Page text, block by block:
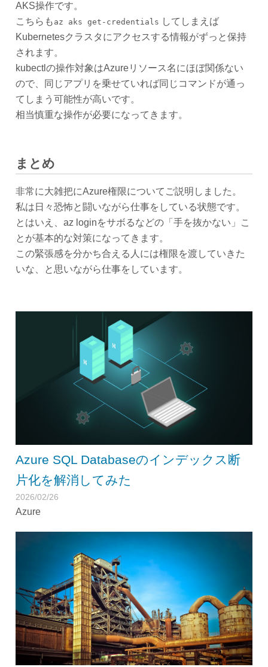
AKS操作です。
こちらも az aks get-credentials してしまえば
Kubernetesクラスタにアクセスする情報がずっと保持
されます。
kubectlの操作対象はAzureリソース名にほぼ関係ない
ので、同じアプリを乗せていれば同じコマンドが通っ
てしまう可能性が高いです。
相当慎重な操作が必要になってきます。
まとめ
非常に大雑把にAzure権限についてご説明しました。
私は日々恐怖と闘いながら仕事をしている状態です。
とはいえ、az loginをサボるなどの「手を抜かない」こ
とが基本的な対策になってきます。
この緊張感を分かち合える人には権限を渡していきた
いな、と思いながら仕事をしています。
Azure SQL Databaseのインデックス断
片化を解消してみた
2026/02/26
Azure